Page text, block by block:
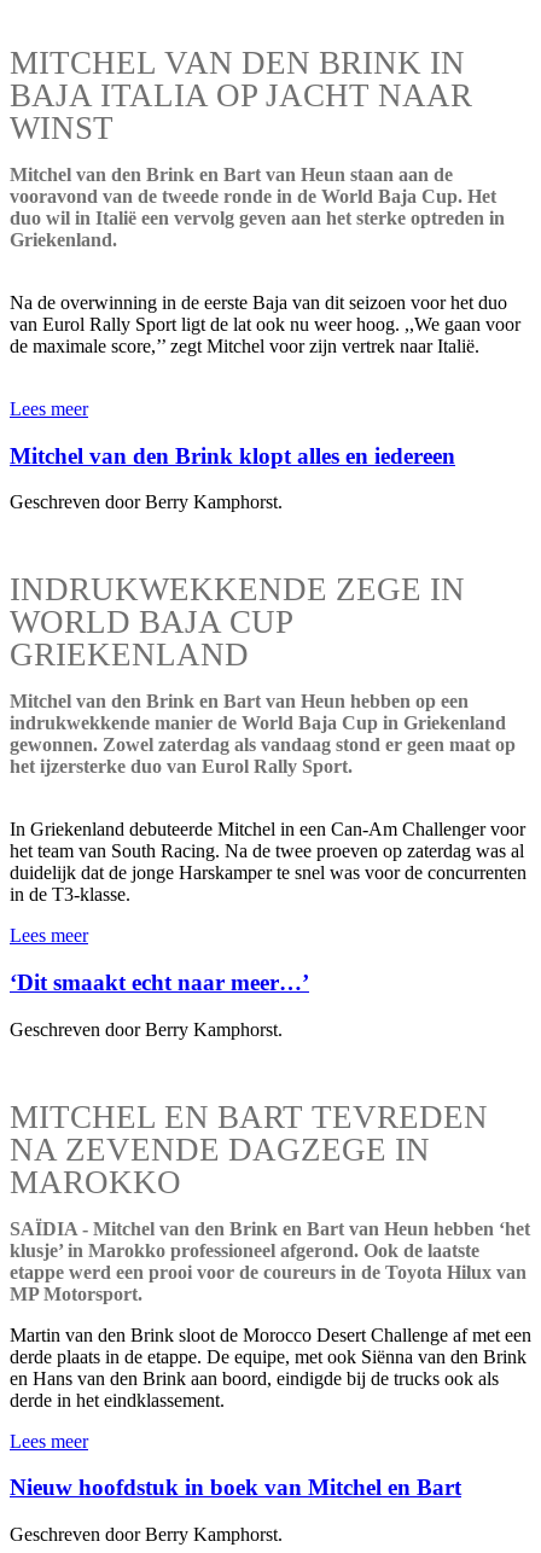
MITCHEL VAN DEN BRINK IN
BAJA ITALIA OP JACHT NAAR
WINST
Mitchel van den Brink en Bart van Heun staan aan de
vooravond van de tweede ronde in de World Baja Cup. Het
duo wil in Italië een vervolg geven aan het sterke optreden in
Griekenland.
Na de overwinning in de eerste Baja van dit seizoen voor het duo
van Eurol Rally Sport ligt de lat ook nu weer hoog. ,,We gaan voor
de maximale score,’’ zegt Mitchel voor zijn vertrek naar Italië.
Lees meer
Mitchel van den Brink klopt alles en iedereen
Geschreven door Berry Kamphorst.
INDRUKWEKKENDE ZEGE IN
WORLD BAJA CUP
GRIEKENLAND
Mitchel van den Brink en Bart van Heun hebben op een
indrukwekkende manier de World Baja Cup in Griekenland
gewonnen. Zowel zaterdag als vandaag stond er geen maat op
het ijzersterke duo van Eurol Rally Sport.
In Griekenland debuteerde Mitchel in een Can-Am Challenger voor
het team van South Racing. Na de twee proeven op zaterdag was al
duidelijk dat de jonge Harskamper te snel was voor de concurrenten
in de T3-klasse.
Lees meer
‘Dit smaakt echt naar meer…’
Geschreven door Berry Kamphorst.
MITCHEL EN BART TEVREDEN
NA ZEVENDE DAGZEGE IN
MAROKKO
SAÏDIA - Mitchel van den Brink en Bart van Heun hebben ‘het
klusje’ in Marokko professioneel afgerond. Ook de laatste
etappe werd een prooi voor de coureurs in de Toyota Hilux van
MP Motorsport.
Martin van den Brink sloot de Morocco Desert Challenge af met een
derde plaats in de etappe. De equipe, met ook Siënna van den Brink
en Hans van den Brink aan boord, eindigde bij de trucks ook als
derde in het eindklassement.
Lees meer
Nieuw hoofdstuk in boek van Mitchel en Bart
Geschreven door Berry Kamphorst.